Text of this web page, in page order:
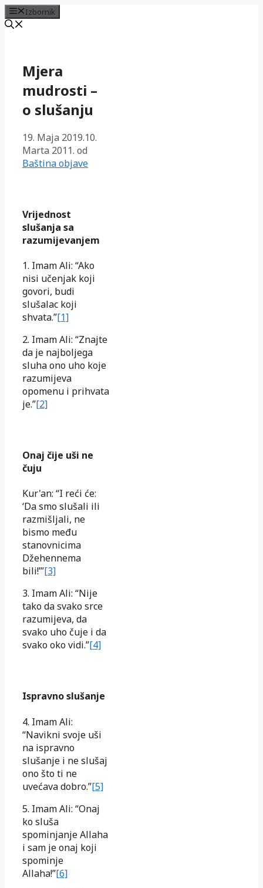
Izbornik
sadržajMjera
mudrosti –
o slušanju
19. Maja 2019.10.
Marta 2011. od
Baština objave
Vrijednost
slušanja sa
razumijevanjem
1. Imam Ali: “Ako
nisi učenjak koji
govori, budi
slušalac koji
shvata.”[1]
2. Imam Ali: “Znajte
da je najboljega
sluha ono uho koje
razumijeva
opomenu i prihvata
je.”[2]
Onaj čije uši ne
čuju
Kur'an: “I reći će:
‘Da smo slušali ili
razmišljali, ne
bismo među
stanovnicima
Džehennema
bili!’”[3]
3. Imam Ali: “Nije
tako da svako srce
razumijeva, da
svako uho čuje i da
svako oko vidi.”[4]
Ispravno slušanje
4. Imam Ali:
“Navikni svoje uši
na ispravno
slušanje i ne slušaj
ono što ti ne
uvećava dobro.”[5]
5. Imam Ali: “Onaj
ko sluša
spominjanje Allaha
i sam je onaj koji
spominje
Allaha!”[6]